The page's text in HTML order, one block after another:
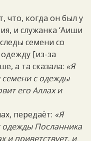
что, когда он был у
и служанка ‘Аиши
семени со
[из-за
а та сказала: «Я
семени с одежды
его Аллах и
передаёт: «Я
одежды Посланника
и приветствует, и